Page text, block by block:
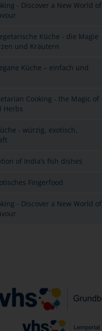
- Discover a New World of
Küche - die Magie
und Kräutern
Küche – einfach und
Cooking - the Magic of
Herbs
- würzig, exotisch,
of India’s fish dishes
Fingerfood
- Discover a New World of